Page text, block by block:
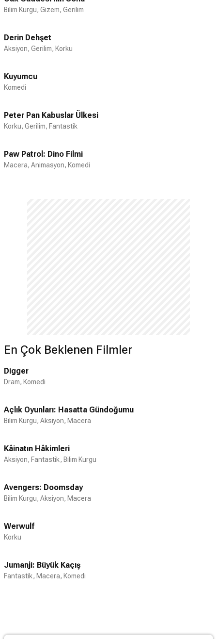
Bilim Kurgu, Gizem, Gerilim
Derin Dehşet
Aksiyon, Gerilim, Korku
Kuyumcu
Komedi
Peter Pan Kabuslar Ülkesi
Korku, Gerilim, Fantastik
Paw Patrol: Dino Filmi
Macera, Animasyon, Komedi
En Çok Beklenen Filmler
Digger
Dram, Komedi
Açlık Oyunları: Hasatta Gündoğumu
Bilim Kurgu, Aksiyon, Macera
Kâinatın Hâkimleri
Aksiyon, Fantastik, Bilim Kurgu
Avengers: Doomsday
Bilim Kurgu, Aksiyon, Macera
Werwulf
Korku
Jumanji: Büyük Kaçış
Fantastik, Macera, Komedi